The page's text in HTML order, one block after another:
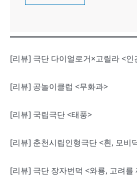
[리뷰] 극단 다이얼로거×고릴라 <인
[리뷰] 공놀이클럽 <무화과>
[리뷰] 국립극단 <태풍>
[리뷰] 춘천시립인형극단 <흰, 모비
[리뷰] 극단 장자번덕 <와룡, 고려를